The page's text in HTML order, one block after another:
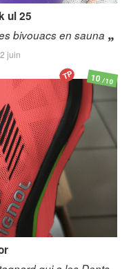
ul 25
bivouacs en sauna
juin
10/10
TP